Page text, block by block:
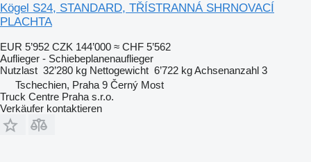
Kögel S24, STANDARD, TŘÍSTRANNÁ SHRNOVACÍ
PLACHTA
EUR 5’952 CZK 144’000 ≈ CHF 5’562
Auflieger - Schiebeplanenauflieger
Nutzlast 32’280 kg Nettogewicht 6’722 kgAchsenanzahl 3
Tschechien, Praha 9 Černý Most
Truck Centre Praha s.r.o.
Verkäufer kontaktieren